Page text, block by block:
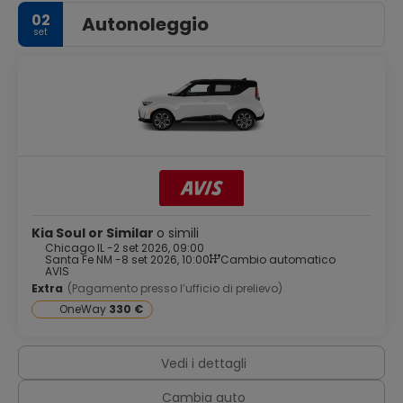
02
set Autonoleggio
Kia Soul or Similar o simili
Chicago IL -2 set 2026, 09:00
Santa Fe NM -8 set 2026, 10:00 Cambio automatico
AVIS
Extra (Pagamento presso l’ufficio di prelievo)
OneWay 330 €
Vedi i dettagli
Cambia auto